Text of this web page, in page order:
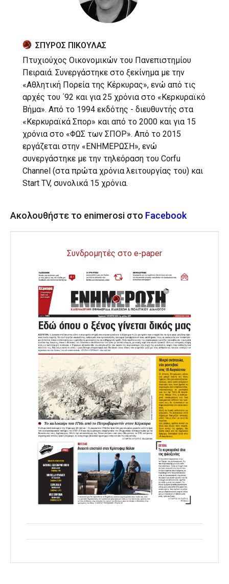
ΣΠΥΡΟΣ ΠΙΚΟΥΛΑΣ
Πτυχιούχος Οικονομικών του Πανεπιστημίου
Πειραιά. Συνεργάστηκε στο ξεκίνημα με την
«Αθλητική Πορεία της Κέρκυρας», ενώ από τις
αρχές του ΄92 και για 25 χρόνια στο «Κερκυραϊκό
Βήμα». Από το 1994 εκδότης - διευθυντής στα
«Κερκυραϊκά Σπορ» και από το 2000 και για 15
χρόνια στο «ΦΩΣ των ΣΠΟΡ». Από το 2015
εργάζεται στην «ΕΝΗΜΕΡΩΣΗ», ενώ
συνεργάστηκε με την τηλεόραση του Corfu
Channel (στα πρώτα χρόνια λειτουργίας του) και
Start TV, συνολικά 15 χρόνια.
Ακολουθήστε το enimerosi στο Facebook
Συνδρομητές στο e-paper